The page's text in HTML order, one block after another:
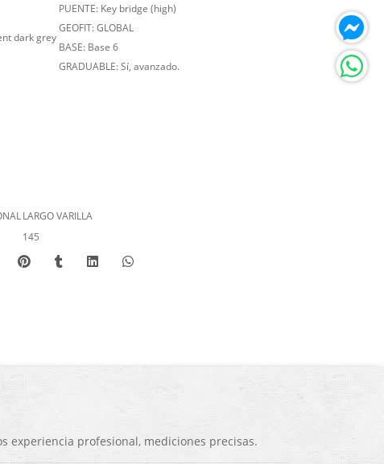
dark grey
PUENTE: Key bridge (high)
GEOFIT: GLOBAL
BASE: Base 6
GRADUABLE: Sí, avanzado.
LARGO VARILLA
145
experiencia profesional, mediciones precisas.